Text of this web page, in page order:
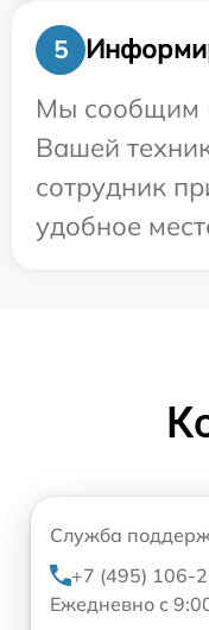
5
Мы сообщим
Вашей
сотрудник
удобное
Служба
+7 (495) 106-
Ежедневно с